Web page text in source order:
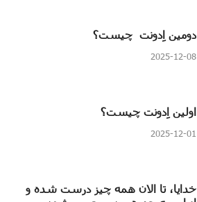
دومین اِدونت چیست؟
2025-12-08
اولین اِدونت چیست؟
2025-12-01
خدایا، تا الان همه چیز درست شده و